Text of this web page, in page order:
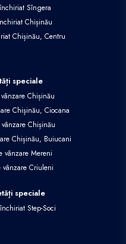
Sîngera
Chișinău
Chișinău, Centru
speciale
Chișinău
Chișinău, Ciocana
Chișinău
Chișinău, Buiucani
vânzare Mereni
vânzare Criuleni
speciale
Step-Soci